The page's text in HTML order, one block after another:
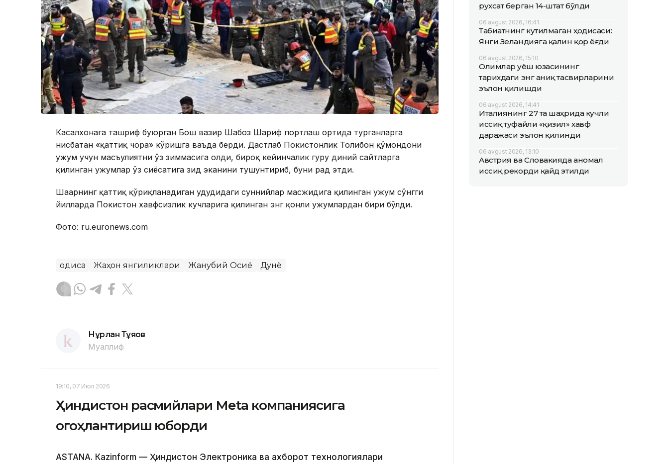
Касалхонага ташриф буюрган Бош вазир Шаҳбоз Шариф портлаш ортида турганларга
нисбатан «қаттиқ чора» кўришга ваъда берди. Дастлаб Покистонлик Толибон қўмондони
ҳужум учун масъулиятни ўз зиммасига олди, бироқ кейинчалик гуруҳ диний сайтларга
қилинган ҳужумлар ўз сиёсатига зид эканини тушунтириб, буни рад этди.
Шаҳарнинг қаттиқ қўриқланадиган ҳудудидаги суннийлар масжидига қилинган ҳужум сўнгги
йилларда Покистон хавфсизлик кучларига қилинган энг қонли ҳужумлардан бири бўлди.
Фото: ru.euronews.com
Ҳодиса Жаҳон янгиликлари Жанубий Осиё Дунё
Нұрлан Тұяқов
Муаллиф
19:10, 07 Июл 2026
Ҳиндистон расмийлари Меtа компаниясига
огоҳлантириш юборди
ASTANА. Кazinform — Ҳиндистон Электроника ва ахборот технологиялари
рухсат берган 14-штат бўлди
06 avgust 2026, 16:41
Табиатнинг кутилмаган ҳодисаси:
Янги Зеландияга қалин қор ёғди
06 avgust 2026, 15:10
Олимлар Қуёш юзасининг
тарихдаги энг аниқ тасвирларини
эълон қилишди
06 avgust 2026, 14:41
Италиянинг 27 та шаҳрида кучли
иссиқ туфайли «қизил» хавф
даражаси эълон қилинди
06 avgust 2026, 13:10
Австрия ва Словакияда аномал
иссиқ рекорди қайд этилди